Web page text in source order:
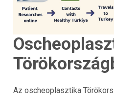
Az oscheoplasztika